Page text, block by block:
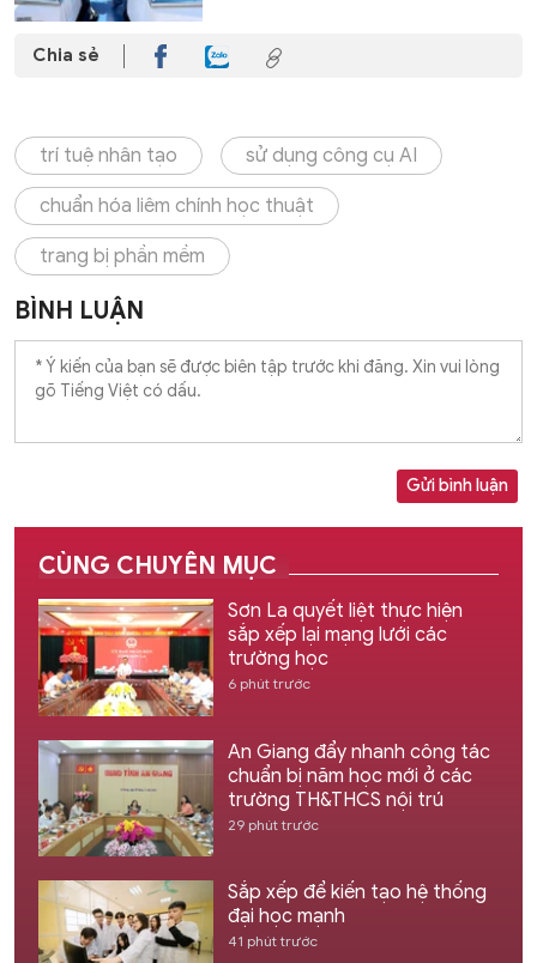
Chia sẻ
trí tuệ nhân tạo sử dụng công cụ AI
chuẩn hóa liêm chính học thuật
trang bị phần mềm
BÌNH LUẬN
Gửi bình luận
CÙNG CHUYÊN MỤC
Sơn La quyết liệt thực hiện
sắp xếp lại mạng lưới các
trường học
6 phút trước
An Giang đẩy nhanh công tác
chuẩn bị năm học mới ở các
trường TH&THCS nội trú
29 phút trước
Sắp xếp để kiến tạo hệ thống
đại học mạnh
41 phút trước